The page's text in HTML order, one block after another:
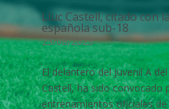
Lluc Castell, citado con
española sub-18
23/08/2023
El delantero del Juvenil A
Castell, ha sido convocado
entrenamientos oficiales